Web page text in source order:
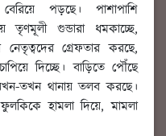
পড়ছে। পাশাপাশি
তৃণমূলী গুন্ডারা ধমকাচ্ছে,
গ্রেফতার করছে,
দিচ্ছে। বাড়িতে পৌঁছে
যখন-তখন থানায় তলব করছে।
হামলা দিয়ে, মামলা